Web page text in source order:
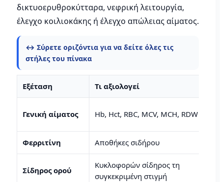
δικτυοερυθροκύτταρα, νεφρική λειτουργία,
έλεγχο κοιλιοκάκης ή έλεγχο απώλειας αίματος.
↔️ Σύρετε οριζόντια για να δείτε όλες τις
στήλες του πίνακα
Εξέταση Τι αξιολογεί
Γενική αίματος Hb, Hct, RBC, MCV, MCH, RDW
Φερριτίνη Αποθήκες σιδήρου
Σίδηρος ορού
Κυκλοφορών σίδηρος τη
συγκεκριμένη στιγμή